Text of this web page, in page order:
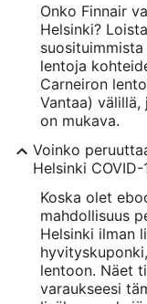
Onko Finnair
Helsinki?
lentoja
Carneiron
Vantaa)
on mukava.
Voinko
Helsinki
Koska olet
mahdollisuus
Helsinki ilman
lentoon. Näet
varaukseesi